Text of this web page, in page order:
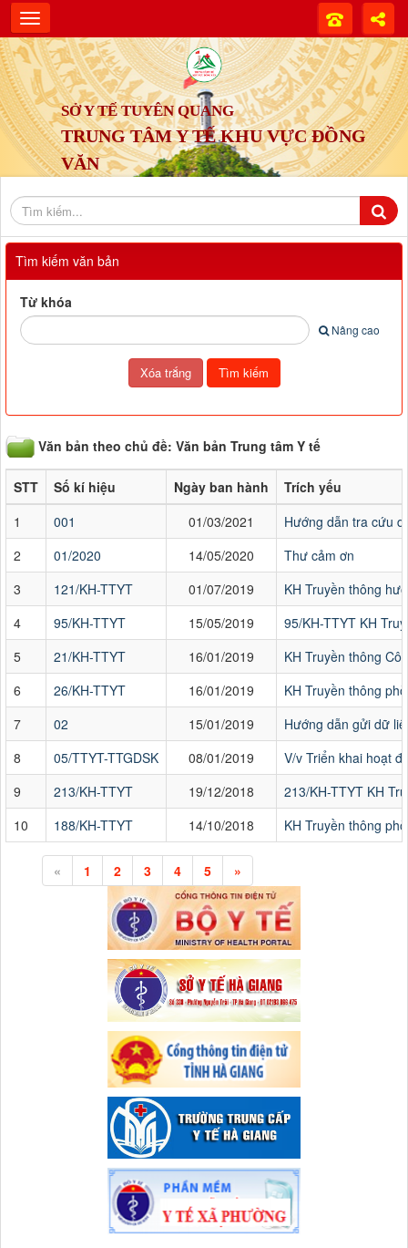
SỞ Y TẾ TUYÊN QUANG
TRUNG TÂM Y TẾ KHU VỰC ĐỒNG
VĂN
Tìm kiếm văn bản
Từ khóa
Nâng cao
Văn bản theo chủ đề: Văn bản Trung tâm Y tế
STT Số kí hiệu Ngày ban hành
Trích yếu
1
001 01/03/2021
Hướng dẫn tra cứu
2
01/2020 14/05/2020
Thư cảm ơn
3
121/KH-TTYT 01/07/2019
KH Truyền thông
4
95/KH-TTYT 15/05/2019
95/KH-TTYT KH
5
21/KH-TTYT 16/01/2019
KH Truyền thông
6
26/KH-TTYT 16/01/2019
KH Truyền thông
7
02 15/01/2019
Hướng dẫn gửi dữ
8
05/TTYT-TTGDSK 08/01/2019
V/v Triển khai hoạt
9
213/KH-TTYT 19/12/2018
213/KH-TTYT KH
10
188/KH-TTYT 14/10/2018 KH Truyền thông
« 1 2 3 4 5 »